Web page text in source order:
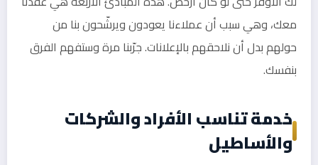
معك، وهي سبب أن عملاءنا يعودون ويرشّحون بنا من
حولهم بدل أن نلاحقهم بالإعلانات. جرّبنا مرة وستفهم الفرق
بنفسك.
خدمة تناسب الأفراد والشركات
والأساطيل